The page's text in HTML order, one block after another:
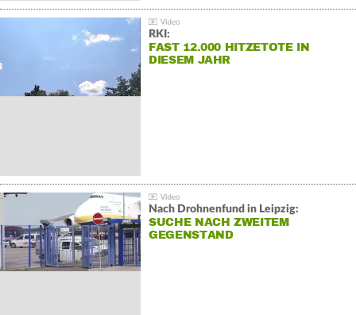
RKI:
FAST 12.000 HITZETOTE IN
DIESEM JAHR
Nach Drohnenfund in Leipzig:
SUCHE NACH ZWEITEM
GEGENSTAND